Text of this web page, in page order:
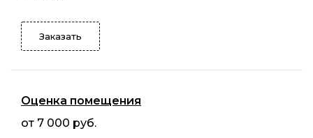
Заказать
Оценка помещения
от 7 000 руб.